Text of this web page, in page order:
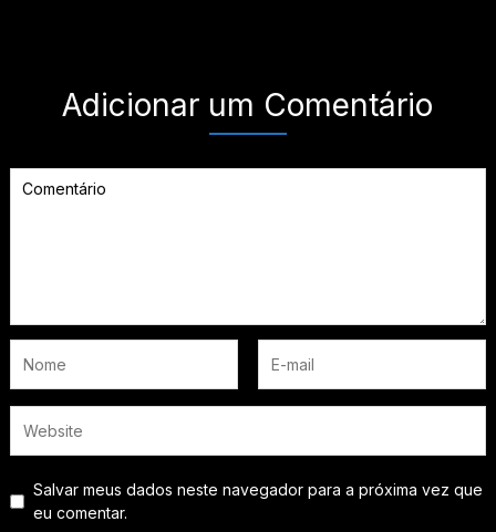
Adicionar um Comentário
Salvar meus dados neste navegador para a próxima vez que
eu comentar.